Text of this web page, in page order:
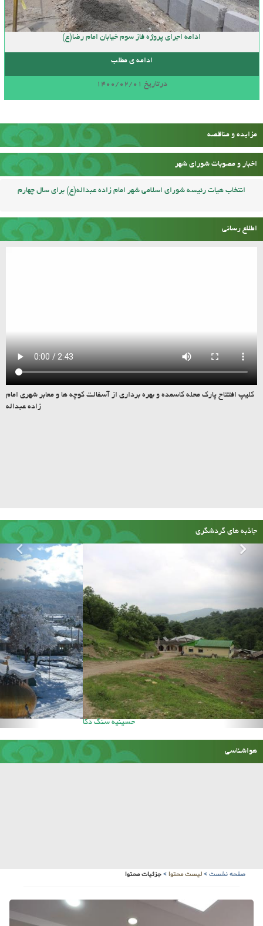
ادامه اجرای پروژه فاز سوم خیابان امام رضا(ع)
ادامه ی مطلب
درتاریخ 1400/02/01
مزایده و مناقصه
اخبار و مصوبات شورای شهر
انتخاب هیات رئیسه شورای اسلامی شهر امام زاده عبداله(ع) برای سال چهارم
اطلاع رسانی
کلیپ افتتاح پارک محله کاسمده و بهره برداری از آسفالت کوچه ها و معابر شهری امام
زاده عبداله
جاذبه های گردشگری
هواشناسی
صفحه نخست > لیست محتوا > جزئیات محتوا